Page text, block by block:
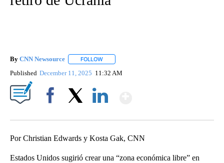
By CNN Newsource FOLLOW
Published December 11, 2025 11:32 AM
Por Christian Edwards y Kosta Gak, CNN
Estados Unidos sugirió crear una “zona económica libre” en